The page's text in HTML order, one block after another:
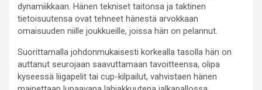
dynamiikkaan. Hänen tekniset taitonsa ja taktinen
tietoisuutensa ovat tehneet hänestä arvokkaan
omaisuuden niille joukkueille, joissa hän on pelannut.
Suorittamalla johdonmukaisesti korkealla tasolla hän on
auttanut seurojaan saavuttamaan tavoitteensa, olipa
kyseessä liigapelit tai cup-kilpailut, vahvistaen hänen